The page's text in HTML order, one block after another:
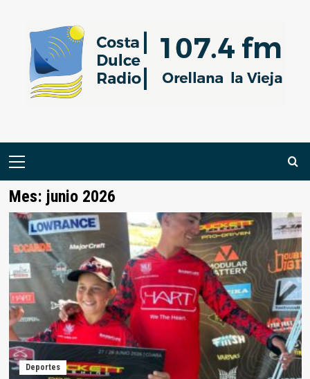
contenido
Menú
Mes: junio 2026
Deportes